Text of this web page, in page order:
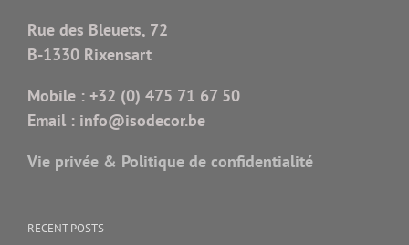
Rue des Bleuets, 72
B-1330 Rixensart
Mobile : +32 (0) 475 71 67 50
Email : info@isodecor.be
Vie privée & Politique de confidentialité
RECENT POSTS